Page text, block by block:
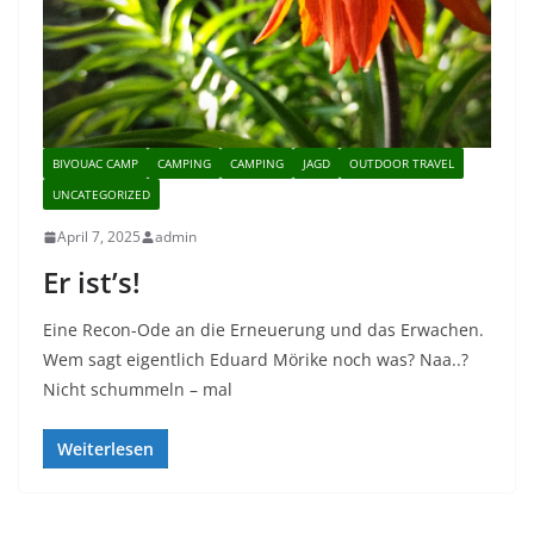
BIVOUAC CAMP CAMPING CAMPING JAGD
OUTDOOR TRAVEL
UNCATEGORIZED
April 7, 2025 admin
Er ist’s!
Eine Recon-Ode an die Erneuerung und das Erwachen.
Wem sagt eigentlich Eduard Mörike noch was? Naa..?
Nicht schummeln – mal
Weiterlesen